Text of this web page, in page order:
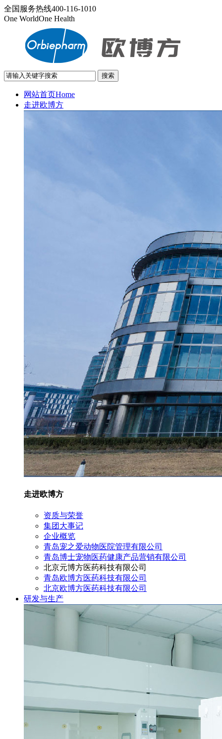
全国服务热线400-116-1010
One WorldOne Health
网站首页Home
走进欧博方
走进欧博方
资质与荣誉
集团大事记
企业概览
青岛宠之爱动物医院管理有限公司
青岛博士宠物医药健康产品营销有限公司
北京元博方医药科技有限公司
青岛欧博方医药科技有限公司
北京欧博方医药科技有限公司
研发与生产